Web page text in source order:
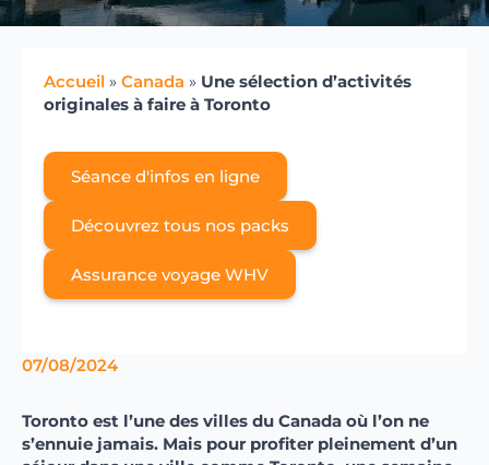
Accueil » Canada » Une sélection d’activités
originales à faire à Toronto
Séance d'infos en ligne
Découvrez tous nos packs
Assurance voyage WHV
07/08/2024
Toronto est l’une des villes du Canada où l’on ne
s’ennuie jamais. Mais pour profiter pleinement d’un